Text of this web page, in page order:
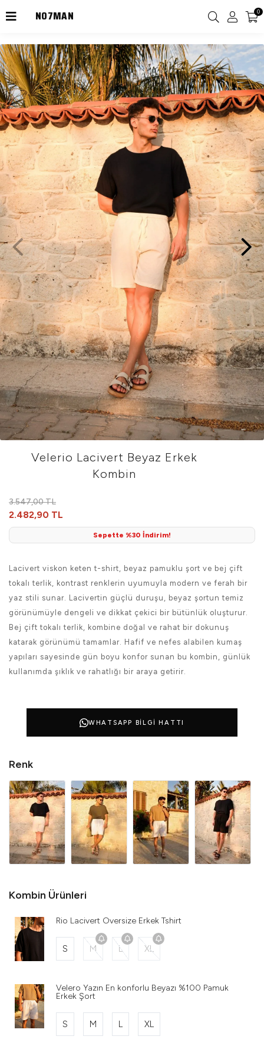
NO7MAN 0
Velerio Lacivert Beyaz Erkek
Kombin
3.547,00 TL
2.482,90 TL
Sepette %30 İndirim!
Lacivert viskon keten t-shirt, beyaz pamuklu şort ve bej çift
tokalı terlik, kontrast renklerin uyumuyla modern ve ferah bir
yaz stili sunar. Lacivertin güçlü duruşu, beyaz şortun temiz
görünümüyle dengeli ve dikkat çekici bir bütünlük oluşturur.
Bej çift tokalı terlik, kombine doğal ve rahat bir dokunuş
katarak görünümü tamamlar. Hafif ve nefes alabilen kumaş
yapıları sayesinde gün boyu konfor sunan bu kombin, günlük
kullanımda şıklık ve rahatlığı bir araya getirir.
WHATSAPP BILGI HATTI
Renk
Kombin Ürünleri
Rio Lacivert Oversize Erkek Tshirt
S M L XL
Velero Yazın En konforlu Beyazı %100 Pamuk
Erkek Şort
S M L XL